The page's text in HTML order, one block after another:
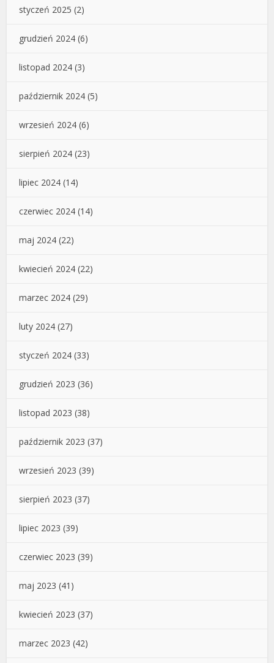
styczeń 2025 (2)
grudzień 2024 (6)
listopad 2024 (3)
październik 2024 (5)
wrzesień 2024 (6)
sierpień 2024 (23)
lipiec 2024 (14)
czerwiec 2024 (14)
maj 2024 (22)
kwiecień 2024 (22)
marzec 2024 (29)
luty 2024 (27)
styczeń 2024 (33)
grudzień 2023 (36)
listopad 2023 (38)
październik 2023 (37)
wrzesień 2023 (39)
sierpień 2023 (37)
lipiec 2023 (39)
czerwiec 2023 (39)
maj 2023 (41)
kwiecień 2023 (37)
marzec 2023 (42)